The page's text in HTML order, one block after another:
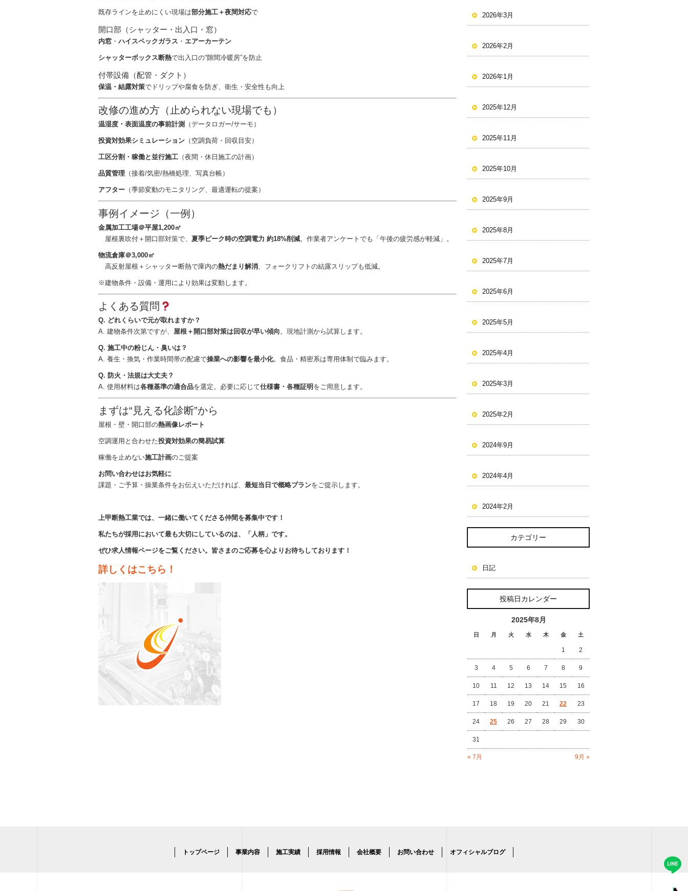
既存ラインを止めにくい現場は部分施工＋夜間対応で
開口部（シャッター・出入口・窓）
内窓 ・ ハイスペックガラス ・ エアーカーテン
シャッターボックス断熱で出入口の“隙間冷暖房”を防止
付帯設備（配管・ダクト）
保温・結露対策でドリップや腐食を防ぎ、衛生・安全性も向上
改修の進め方（止められない現場でも）
温湿度・表面温度の事前計測 （データロガー/サーモ）
投資対効果シミュレーション （空調負荷・回収目安）
工区分割・稼働と並行施工 （夜間・休日施工の計画）
品質管理 （接着/気密/熱橋処理、写真台帳）
アフター （季節変動のモニタリング、最適運転の提案）
事例イメージ（一例）
金属加工工場＠平屋1,200㎡
屋根裏吹付＋開口部対策で、 夏季ピーク時の空調電力 約18%削減。作業者アンケートでも「午後の疲労感が軽減」。
物流倉庫＠3,000㎡
高反射屋根＋シャッター断熱で庫内の熱だまり解消 、フォークリフトの結露スリップも低減。
※建物条件・設備・運用により効果は変動します。
よくある質問
Q. どれくらいで元が取れますか？
A. 建物条件次第ですが、 屋根＋開口部対策は回収が早い傾向。現地計測から試算します。
Q. 施工中の粉じん・臭いは？
A. 養生・換気・作業時間帯の配慮で操業への影響を最小化。食品・精密系は専用体制で臨みます。
Q. 防火・法規は大丈夫？
A. 使用材料は各種基準の適合品を選定。必要に応じて仕様書・各種証明 をご用意します。
まずは“見える化診断”から
屋根・壁・開口部の熱画像レポート
空調運用と合わせた投資対効果の簡易試算
稼働を止めない施工計画のご提案
お問い合わせはお気軽に
課題・ご予算・操業条件をお伝えいただければ、 最短当日で概略プランをご提示します。
上甲断熱工業では、一緒に働いてくださる仲間を募集中です！
私たちが採用において最も大切にしているのは、「人柄」です。
ぜひ求人情報ページをご覧ください。皆さまのご応募を心よりお待ちしております！
詳しくはこちら！
2026年3月
2026年2月
2026年1月
2025年12月
2025年11月
2025年10月
2025年9月
2025年8月
2025年7月
2025年6月
2025年5月
2025年4月
2025年3月
2025年2月
2024年9月
2024年4月
2024年2月
カテゴリー
日記
投稿日カレンダー
2025年8月
日 月 火 水 木 金 土
« 7月 9月 »
1 2
3 4 5 6 7 8 9
10 11 12 13 14 15 16
17 18 19 20 21 22 23
24 25 26 27 28 29 30
31
トップページ 事業内容 施工実績 採用情報 会社概要 お問い合わせ オフィシャルブログ